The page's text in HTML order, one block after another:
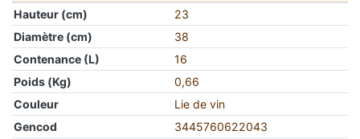
Hauteur (cm)
23
Diamètre (cm)
38
Contenance (L)
16
Poids (Kg)
0,66
Couleur
Lie de vin
Gencod
3445760622043